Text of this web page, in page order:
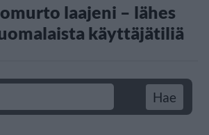
laajeni – lähes
käyttäjätiliä